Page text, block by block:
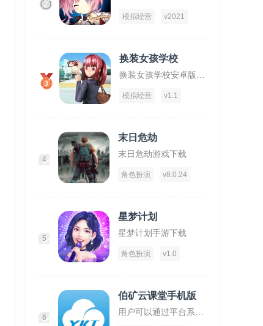
模拟经营 v2021
3
换装女孩学校
模拟经营 v1.1
4
末日危劫
末日危劫游戏下载
角色扮演 v8.0.24
5
星梦计划
星梦计划手游下载
角色扮演 v1.0
6
伯矿云课堂手机版